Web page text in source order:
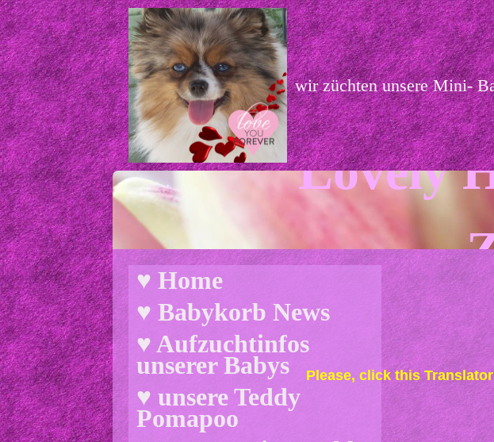
wir züchten unsere Mini-
Lovely
♥ Home
♥ Babykorb News
♥ Aufzuchtinfos
unserer Babys
♥ unsere Teddy
Pomapoo
Please, click this